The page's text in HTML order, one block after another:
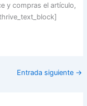
y compras el artículo,
Entrada siguiente →